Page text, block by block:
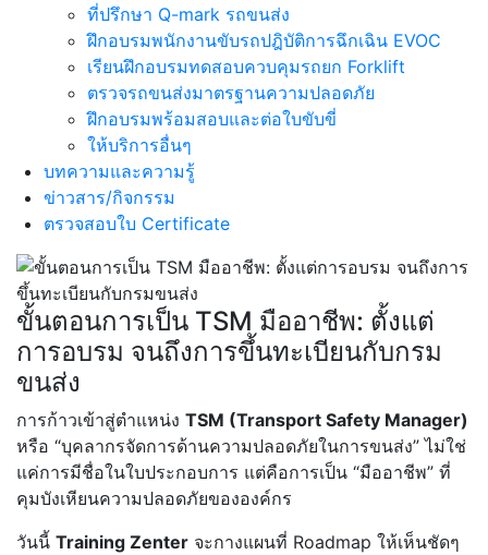
ที่ปรึกษา Q-mark รถขนส่ง
ฝึกอบรมพนักงานขับรถปฎิบัติการฉึกเฉิน EVOC
เรียนฝึกอบรมทดสอบควบคุมรถยก Forklift
ตรวจรถขนส่งมาตรฐานความปลอดภัย
ฝึกอบรมพร้อมสอบและต่อใบขับขี่
ให้บริการอื่นๆ
บทความและความรู้
ข่าวสาร/กิจกรรม
ตรวจสอบใบ Certificate
ขั้นตอนการเป็น TSM มืออาชีพ: ตั้งแต่
การอบรม จนถึงการขึ้นทะเบียนกับกรม
ขนส่ง
การก้าวเข้าสู่ตำแหน่ง TSM (Transport Safety Manager)
หรือ “บุคลากรจัดการด้านความปลอดภัยในการขนส่ง” ไม่ใช่
แค่การมีชื่อในใบประกอบการ แต่คือการเป็น “มืออาชีพ” ที่
คุมบังเหียนความปลอดภัยขององค์กร
วันนี้ Training Zenter จะกางแผนที่ Roadmap ให้เห็นชัดๆ